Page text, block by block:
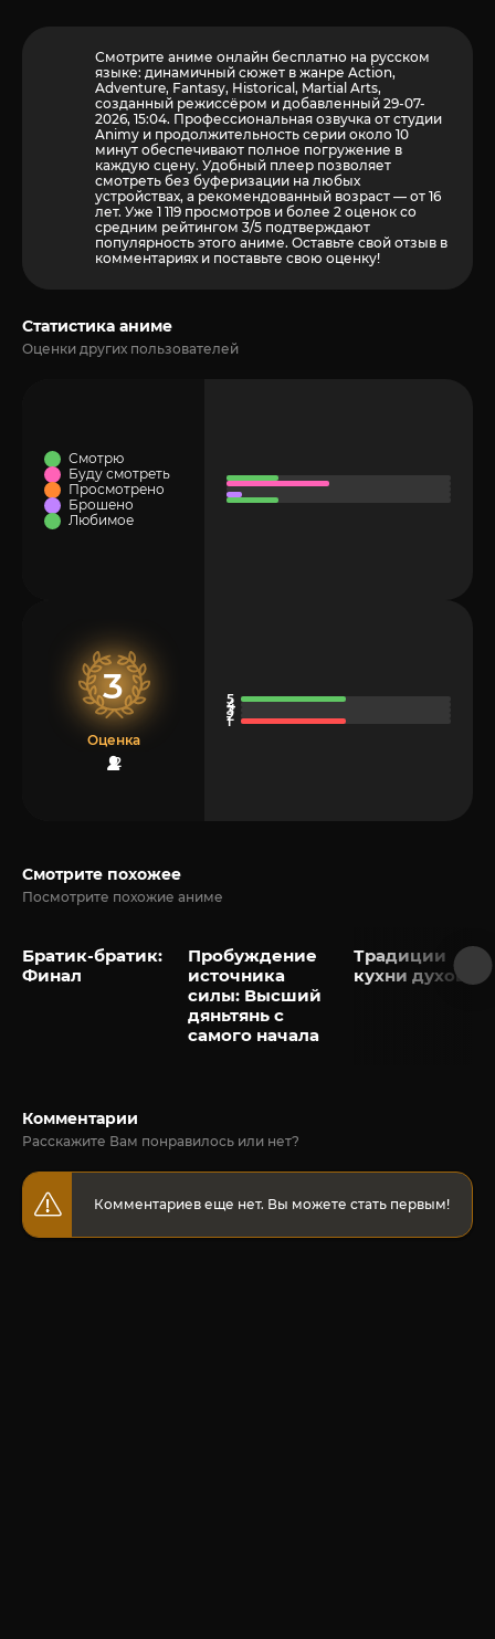
Смотрите аниме онлайн бесплатно на русском
языке: динамичный сюжет в жанре Action,
Adventure, Fantasy, Historical, Martial Arts,
созданный режиссёром и добавленный 29-07-
2026, 15:04. Профессиональная озвучка от студии
Animy и продолжительность серии около 10
минут обеспечивают полное погружение в
каждую сцену. Удобный плеер позволяет
смотреть без буферизации на любых
устройствах, а рекомендованный возраст — от 16
лет. Уже 1 119 просмотров и более 2 оценок со
средним рейтингом 3/5 подтверждают
популярность этого аниме. Оставьте свой отзыв в
комментариях и поставьте свою оценку!
Статистика аниме
Оценки других пользователей
Смотрю
Буду смотреть
Просмотрено
Брошено
Любимое
3
Оценка
2
Смотрите похожее
Посмотрите похожие аниме
Братик-братик:
Финал
Пробуждение
источника
силы: Высший
дяньтянь с
самого начала
Традиции
кухни духов
Комментарии
Расскажите Вам понравилось или нет?
Комментариев еще нет. Вы можете стать первым!